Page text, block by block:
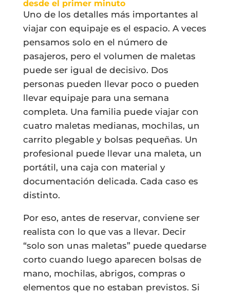
desde el primer minuto
Uno de los detalles más importantes al
viajar con equipaje es el espacio. A veces
pensamos solo en el número de
pasajeros, pero el volumen de maletas
puede ser igual de decisivo. Dos
personas pueden llevar poco o pueden
llevar equipaje para una semana
completa. Una familia puede viajar con
cuatro maletas medianas, mochilas, un
carrito plegable y bolsas pequeñas. Un
profesional puede llevar una maleta, un
portátil, una caja con material y
documentación delicada. Cada caso es
distinto.
Por eso, antes de reservar, conviene ser
realista con lo que vas a llevar. Decir
“solo son unas maletas” puede quedarse
corto cuando luego aparecen bolsas de
mano, mochilas, abrigos, compras o
elementos que no estaban previstos. Si